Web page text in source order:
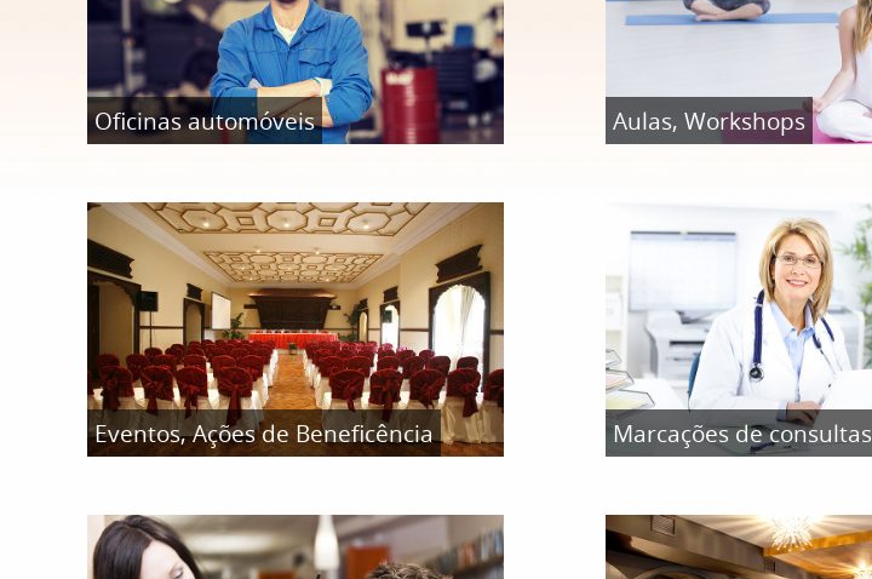
Oficinas automóveis Aulas, Workshops
Eventos, Ações de Beneficência Marcações de consultas